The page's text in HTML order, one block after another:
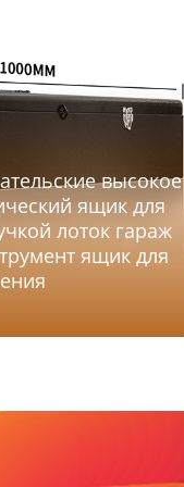
высокое
ящик для
лоток гараж
ящик для